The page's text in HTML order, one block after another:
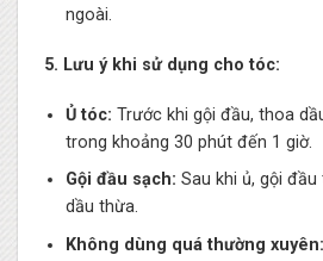
ngoài.
5. Lưu ý khi sử dụng cho tóc:
Ủ tóc: Trước khi gội đầu, thoa
trong khoảng 30 phút đến 1 giờ.
Gội đầu sạch: Sau khi ủ, gội
dầu thừa.
Không dùng quá thường xuyên: